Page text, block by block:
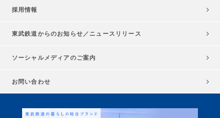
採用情報
東武鉄道からのお知らせ／ ニュースリリース
ソーシャルメディアのご案内
お問い合わせ